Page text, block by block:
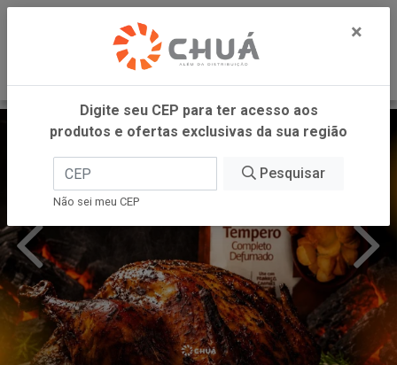
×
Digite seu CEP para ter acesso aos
produtos e ofertas exclusivas da sua região
Pesquisar
Não sei meu CEP